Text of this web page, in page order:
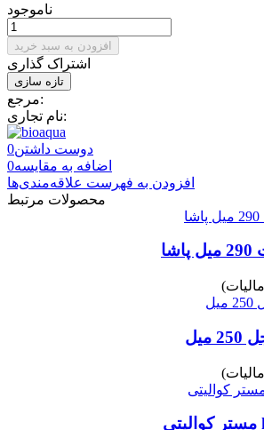
ناموجود
افزودن به سبد خرید
اشتراک گذاری
مرجع:
نام تجاری:
دوست داشتن0
اضافه به مقایسه0
افزودن به فهرست علاقه‌مندی‌ها
محصولات مرتبط